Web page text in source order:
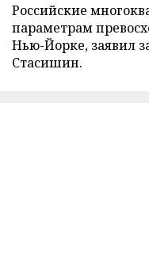
Российские
параметрам
Нью-Йорке, заявил
Стасишин.